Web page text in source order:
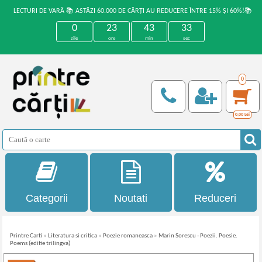
LECTURI DE VARĂ 📚 ASTĂZI 60.000 DE CĂRȚI AU REDUCERE ÎNTRE 15% ȘI 60%!📚
0
zile
23
ore
43
min
33
sec
0
0,00 Lei
Categorii Noutati Reduceri
Printre Carti » Literatura si critica » Poezie romaneasca » Marin Sorescu - Poezii. Poesie.
Poems (editie trilingva)